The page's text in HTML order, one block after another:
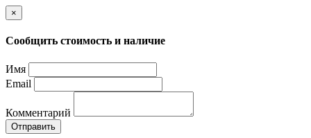
×
Сообщить стоимость и наличие
Имя
Email
Комментарий
Отправить